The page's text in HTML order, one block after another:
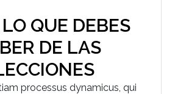
QUE DEBES
DE LAS
processus dynamicus, qui